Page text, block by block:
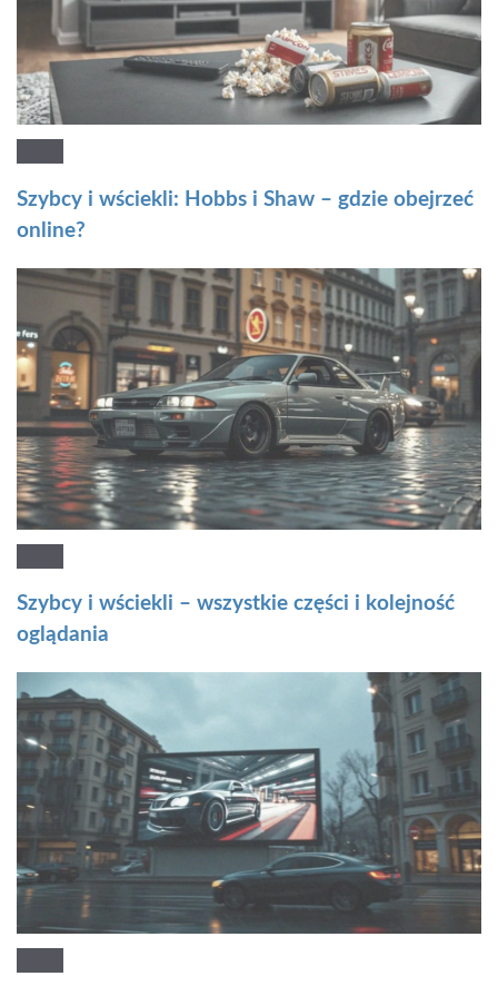
Szybcy i wściekli: Hobbs i Shaw – gdzie obejrzeć
online?
Szybcy i wściekli – wszystkie części i kolejność
oglądania